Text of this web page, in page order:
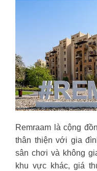
Remraam là cộng
thân thiện với gia
sân chơi và không
khu vực khác, giá